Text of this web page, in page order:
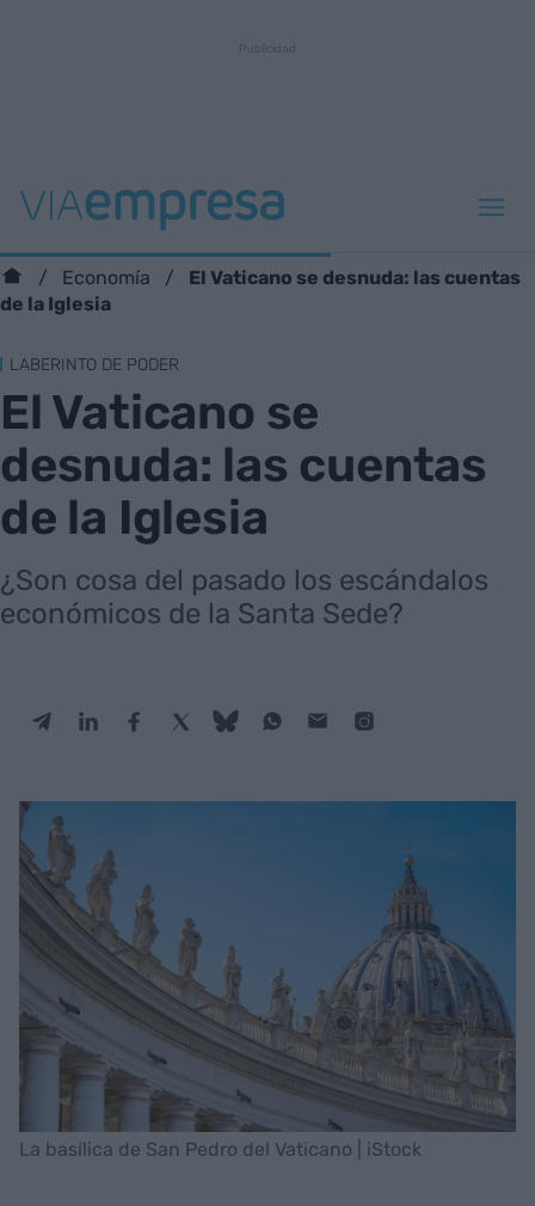
Economía
El Vaticano se desnuda: las cuentas
de la Iglesia
LABERINTO DE PODER
El Vaticano se
desnuda: las cuentas
de la Iglesia
¿Son cosa del pasado los escándalos
económicos de la Santa Sede?
La basílica de San Pedro del Vaticano | iStock